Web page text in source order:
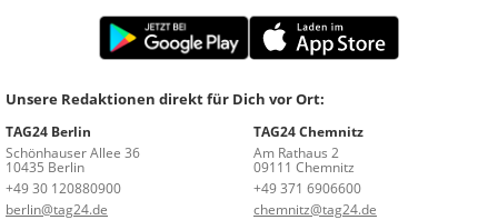
Unsere Redaktionen direkt für Dich vor Ort:
TAG24 Berlin
Schönhauser Allee 36
10435 Berlin
+49 30 120880900
berlin@tag24.de
TAG24 Chemnitz
Am Rathaus 2
09111 Chemnitz
+49 371 6906600
chemnitz@tag24.de